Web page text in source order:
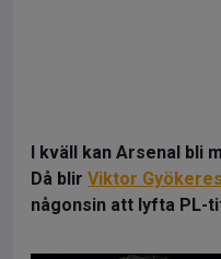
I kväll kan Arsenal bli
Då blir Viktor Gyökeres
någonsin att lyfta PL-